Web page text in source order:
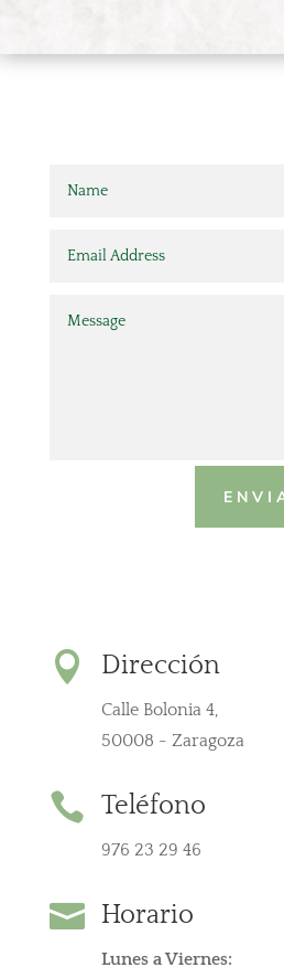
 Dirección
Calle Bolonia 4,
50008 - Zaragoza
 Teléfono
976 23 29 46
 Horario
Lunes a Viernes: